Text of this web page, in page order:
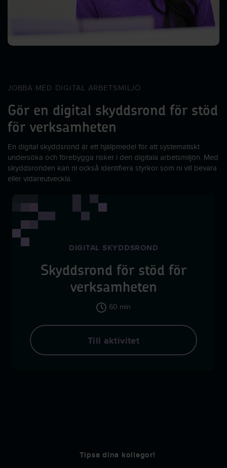
JOBBA MED DIGITAL ARBETSMILJÖ
Gör en digital skyddsrond för stöd
för verksamheten
En digital skyddsrond är ett hjälpmedel för att systematiskt
undersöka och förebygga risker i den digitala arbetsmiljön. Med
skyddsronden kan ni också identifiera styrkor som ni vill bevara
eller vidareutveckla.
DIGITAL SKYDDSROND
Skyddsrond för stöd för
verksamheten
60 min
Till aktivitet
Tipsa dina kollegor!